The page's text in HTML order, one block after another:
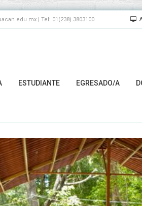
| Tel: 01(238) 3803100
ESTUDIANTE EGRESADO/A